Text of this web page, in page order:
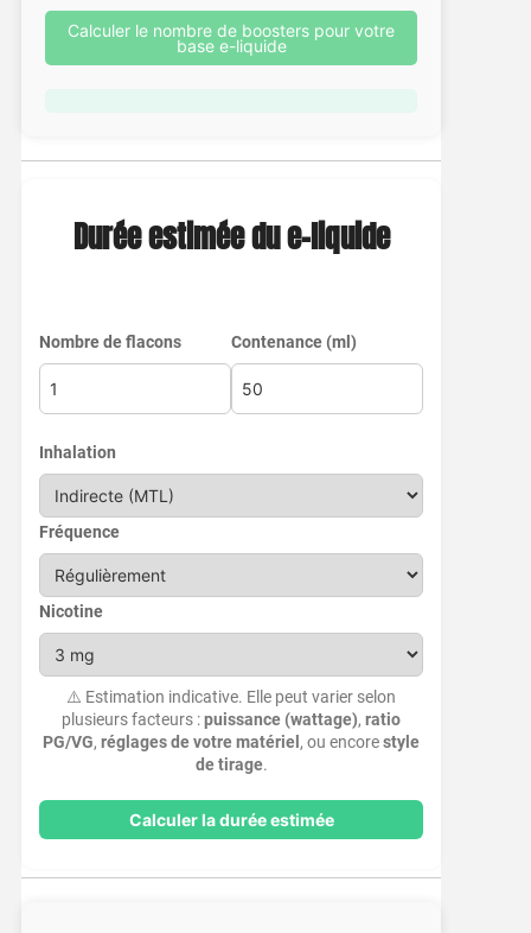
Calculer le nombre de boosters pour votre
base e-liquide
Durée estimée du e-liquide
Nombre de flacons Contenance (ml)
Inhalation
Fréquence
Nicotine
⚠️ Estimation indicative. Elle peut varier selon
plusieurs facteurs :puissance (wattage),ratio
PG/VG,réglages de votre matériel , ou encorestyle
de tirage.
Calculer la durée estimée